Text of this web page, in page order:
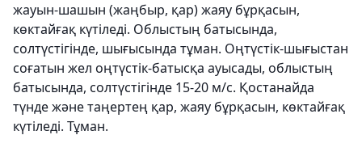
жауын-шашын (жаңбыр, қар) жаяу бұрқасын,
көктайғақ күтіледі. Облыстың батысында,
солтүстігінде, шығысында тұман. Оңтүстік-шығыстан
соғатын жел оңтүстік-батысқа ауысады, облыстың
батысында, солтүстігінде 15-20 м/с. Қостанайда
түнде және таңертең қар, жаяу бұрқасын, көктайғақ
күтіледі. Тұман.